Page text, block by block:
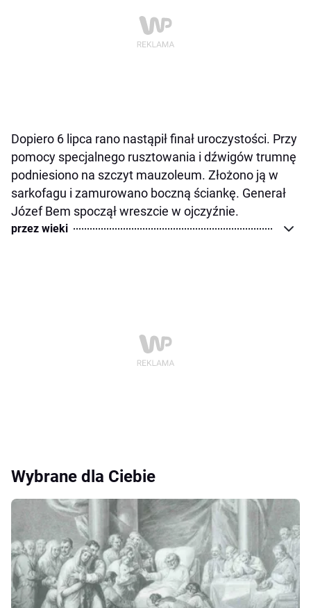
Dopiero 6 lipca rano nastąpił finał uroczystości. Przy
pomocy specjalnego rusztowania i dźwigów trumnę
podniesiono na szczyt mauzoleum. Złożono ją w
sarkofagu i zamurowano boczną ściankę. Generał
Józef Bem spoczął wreszcie w ojczyźnie.
przez wieki
Wybrane dla Ciebie